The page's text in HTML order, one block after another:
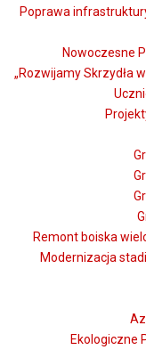
Poprawa
Nowoczesne
„Rozwijamy Skrzydła
Remont boiska
Modernizacja
Ekologiczne